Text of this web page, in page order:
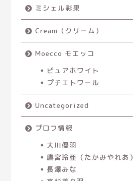
ミシェル彩果
Cream（クリーム）
Moecco モエッコ
ピュアホワイト
プチエトワール
Uncategorized
プロフ情報
大川優羽
鷹宮玲亜（たかみやれあ）
長澤みな